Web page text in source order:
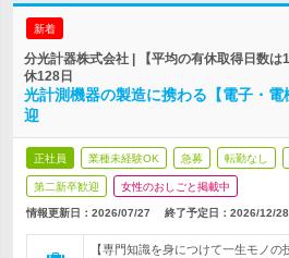
新着
分光計器株式会社 | 【平均の有休取得日数
休128日
光計測機器の製造に携わる【電子・
迎
正社員 業種未経験OK 急募 転勤なし
第二新卒歓迎 女性のおしごと掲載中
情報更新日：2026/07/27 終了予定日： 2026/12/28
【専門知識を身につけて一生モノ